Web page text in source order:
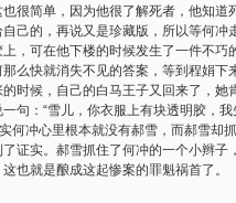
很简单，因为他很了解死者，他知
己的，再说又是珍藏版，所以等何
，可在他下楼的时候发生了一件不
么快就消失不见的答案，等到程娟
时候，自己的白马王子又回来了，
句：“雪儿，你衣服上有块透明胶，我
冲心里根本就没有郝雪，而郝雪却
证实。郝雪抓住了何冲的一个小辫
也就是酿成这起惨案的罪魁祸首了。